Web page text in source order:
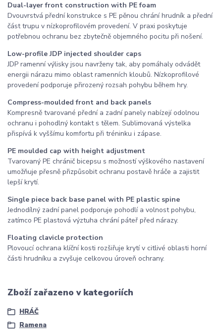
Dual-layer front construction with PE foam
Dvouvrstvá přední konstrukce s PE pěnou chrání hrudník a přední
část trupu v nízkoprofilovém provedení. V praxi poskytuje
potřebnou ochranu bez zbytečně objemného pocitu při nošení.
Low-profile JDP injected shoulder caps
JDP ramenní výlisky jsou navrženy tak, aby pomáhaly odvádět
energii nárazu mimo oblast ramenních kloubů. Nízkoprofilové
provedení podporuje přirozený rozsah pohybu během hry.
Compress-moulded front and back panels
Kompresně tvarované přední a zadní panely nabízejí odolnou
ochranu i pohodlný kontakt s tělem. Sublimovaná výstelka
přispívá k vyššímu komfortu při tréninku i zápase.
PE moulded cap with height adjustment
Tvarovaný PE chránič bicepsu s možností výškového nastavení
umožňuje přesně přizpůsobit ochranu postavě hráče a zajistit
lepší krytí.
Single piece back base panel with PE plastic spine
Jednodílný zadní panel podporuje pohodlí a volnost pohybu,
zatímco PE plastová výztuha chrání páteř před nárazy.
Floating clavicle protection
Plovoucí ochrana klíční kosti rozšiřuje krytí v citlivé oblasti horní
části hrudníku a zvyšuje celkovou úroveň ochrany.
Zboží zařazeno v kategoriích
HRÁČ
Ramena